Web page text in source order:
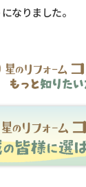
なりました。